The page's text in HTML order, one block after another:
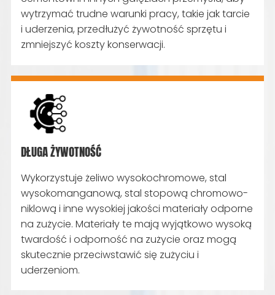
wytrzymać trudne warunki pracy, takie jak tarcie
i uderzenia, przedłużyć żywotność sprzętu i
zmniejszyć koszty konserwacji.
DŁUGA ŻYWOTNOŚĆ
Wykorzystuje żeliwo wysokochromowe, stal
wysokomanganową, stal stopową chromowo-
niklową i inne wysokiej jakości materiały odporne
na zużycie. Materiały te mają wyjątkowo wysoką
twardość i odporność na zużycie oraz mogą
skutecznie przeciwstawić się zużyciu i
uderzeniom.